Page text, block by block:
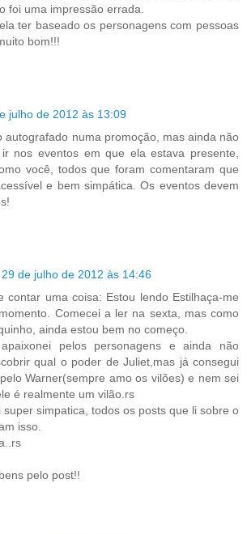
foi uma impressão errada.
ter baseado os personagens com pessoas
bom!!!
julho de 2012 às 13:09
autografado numa promoção, mas ainda não
nos eventos em que ela estava presente,
você, todos que foram comentaram que
e bem simpática. Os eventos devem
29 de julho de 2012 às 14:46
contar uma coisa: Estou lendo Estilhaça-me
Comecei a ler na sexta, mas como
ainda estou bem no começo.
pelos personagens e ainda não
qual o poder de Juliet,mas já consegui
Warner(sempre amo os vilões) e nem sei
é realmente um vilão.rs
super simpatica, todos os posts que li sobre o
isso.
pelo post!!